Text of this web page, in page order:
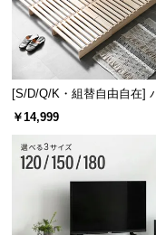
[S/D/Q/K・組替自由自在]
ベッド 8/12/16枚セット
￥14,999